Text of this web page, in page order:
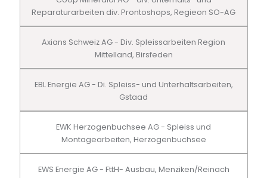
Reparaturarbeiten div. Prontoshops, Regieon SO-AG
Axians Schweiz AG - Div. Spleissarbeiten Region
Mittelland, Birsfeden
EBL Energie AG - Di. Spleiss- und Unterhaltsarbeiten,
Gstaad
EWK Herzogenbuchsee AG - Spleiss und
Montagearbeiten, Herzogenbuchsee
EWS Energie AG - FttH- Ausbau, Menziken/Reinach